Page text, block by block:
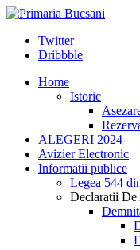
Twitter
Dribbble
Home
Istoric
ALEGERI 2024
Avizier Electronic
Informatii publice
Legea 544
Declaratii De